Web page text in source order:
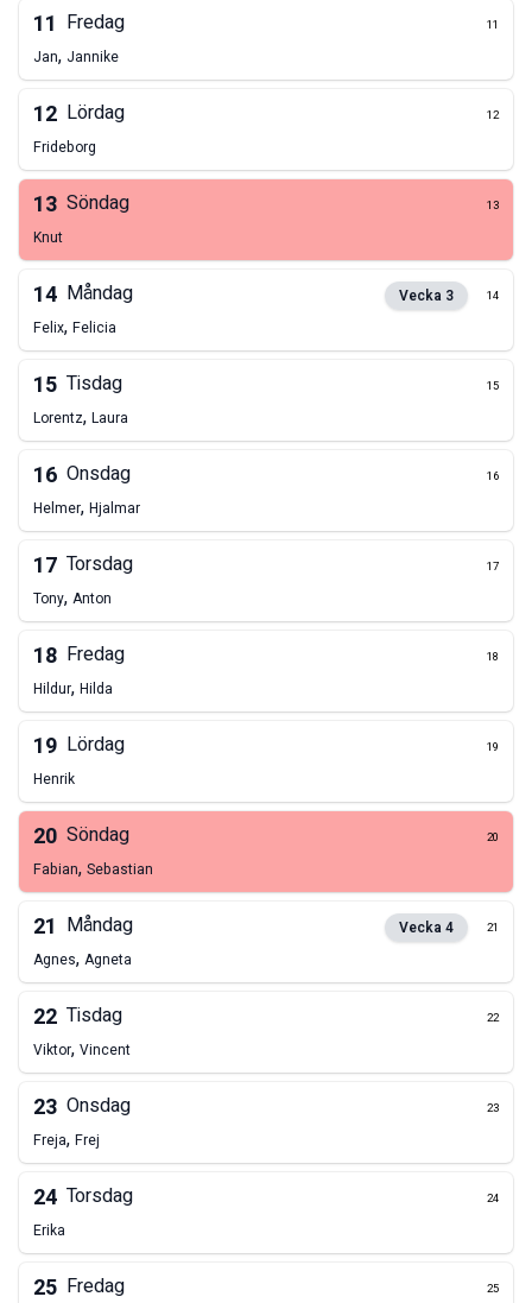
11 Fredag 11
Jan, Jannike
12 Lördag 12
Frideborg
13 Söndag 13
Knut
14 Måndag Vecka 3 14
Felix, Felicia
15 Tisdag 15
Lorentz, Laura
16 Onsdag 16
Helmer, Hjalmar
17 Torsdag 17
Tony, Anton
18 Fredag 18
Hildur, Hilda
19 Lördag 19
Henrik
20 Söndag 20
Fabian, Sebastian
21 Måndag Vecka4 21
Agnes, Agneta
22 Tisdag 22
Viktor, Vincent
23 Onsdag 23
Freja, Frej
24 Torsdag 24
Erika
25 Fredag 25